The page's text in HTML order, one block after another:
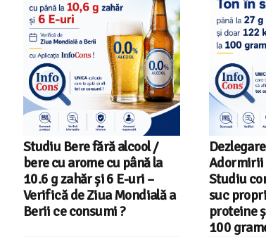
Studiu Bere fără alcool /
bere cu arome cu până la
10.6 g zahăr și 6 E-uri –
Verifică de Ziua Mondială a
Berii ce consumi ?
Adormirii
Studiu
suc
proteine
100